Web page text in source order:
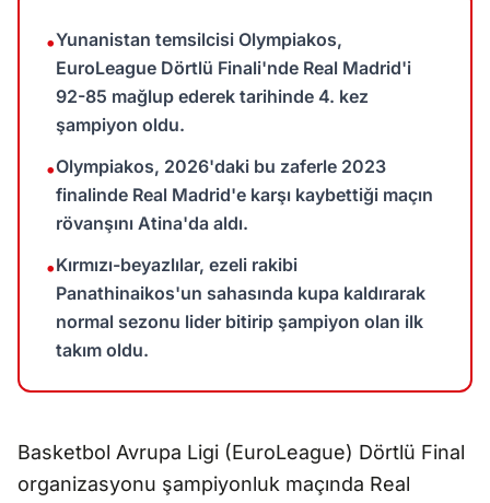
•Yunanistan temsilcisi Olympiakos,
EuroLeague Dörtlü Finali'nde Real Madrid'i
92-85 mağlup ederek tarihinde 4. kez
şampiyon oldu.
•Olympiakos, 2026'daki bu zaferle 2023
finalinde Real Madrid'e karşı kaybettiği maçın
rövanşını Atina'da aldı.
•Kırmızı-beyazlılar, ezeli rakibi
Panathinaikos'un sahasında kupa kaldırarak
normal sezonu lider bitirip şampiyon olan ilk
takım oldu.
Basketbol Avrupa Ligi (EuroLeague) Dörtlü Final
organizasyonu şampiyonluk maçında Real